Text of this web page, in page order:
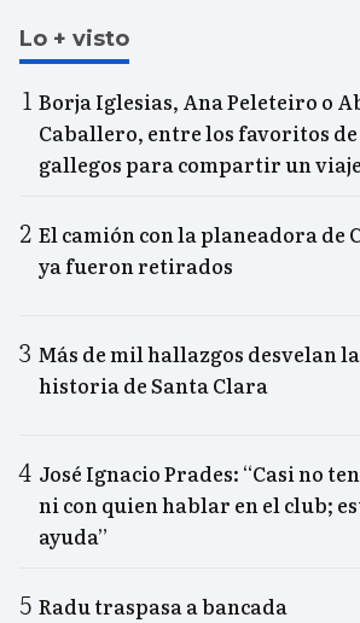
Lo + visto
Borja Iglesias, Ana Peleteiro o
Caballero, entre los favoritos de
gallegos para compartir un viaje
El camión con la planeadora de
ya fueron retirados
Más de mil hallazgos desvelan la
historia de Santa Clara
José Ignacio Prades: “Casi no
ni con quien hablar en el club;
ayuda”
Radu traspasa a bancada